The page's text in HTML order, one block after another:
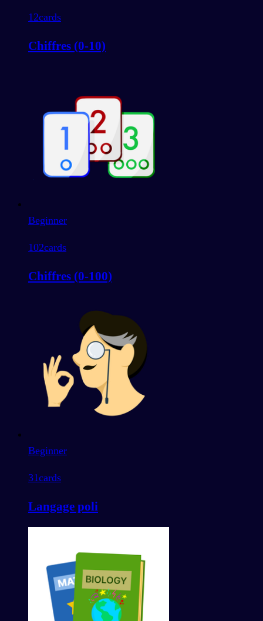
12cards
Chiffres (0-10)
Beginner
102cards
Chiffres (0-100)
Beginner
31cards
Langage poli